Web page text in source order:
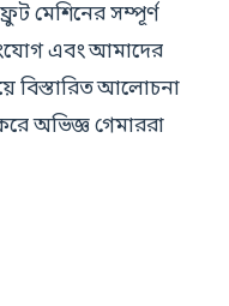
মেশিনের সম্পূর্ণ
এবং আমাদের
বিস্তারিত আলোচনা
অভিজ্ঞ গেমাররা